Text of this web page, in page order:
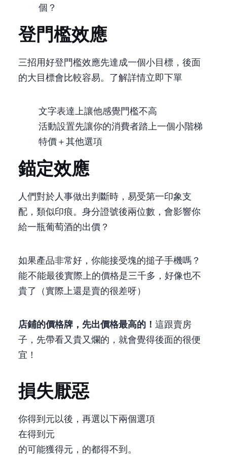
個？
登門檻效應
三招用好登門檻效應 先達成一個小目標，後面
的大目標會比較容易。 了解詳情vs 立即下單
文字表達上讓他感覺門檻不高
活動設置先讓你的消費者踏上一個小階梯
特價＋其他選項
錨定效應
人們對於人事做出判斷時，易受第一印象支
配，類似印痕。 身分證號後兩位數，會影響你
給一瓶葡萄酒的出價？
如果產品非常好，你能接受4000塊的搥子手機嗎？
能36.7% vs 不能 63.3% 最後實際上的價格是三千多，好像也不
貴了（實際上還是賣的很差呀）
店鋪的價格牌，先出價格最高的！ 這跟賣房
子，先帶看又貴又爛的，就會覺得後面的很便
宜！
損失厭惡
你得到100元以後，再選以下兩個選項
1.在得到50元
2.50%的可能獲得100元，50%的都得不到。